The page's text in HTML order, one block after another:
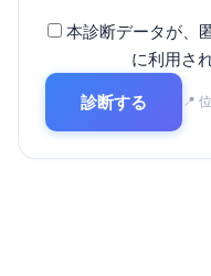
本診断データが、
に利用さ
診断する 📍